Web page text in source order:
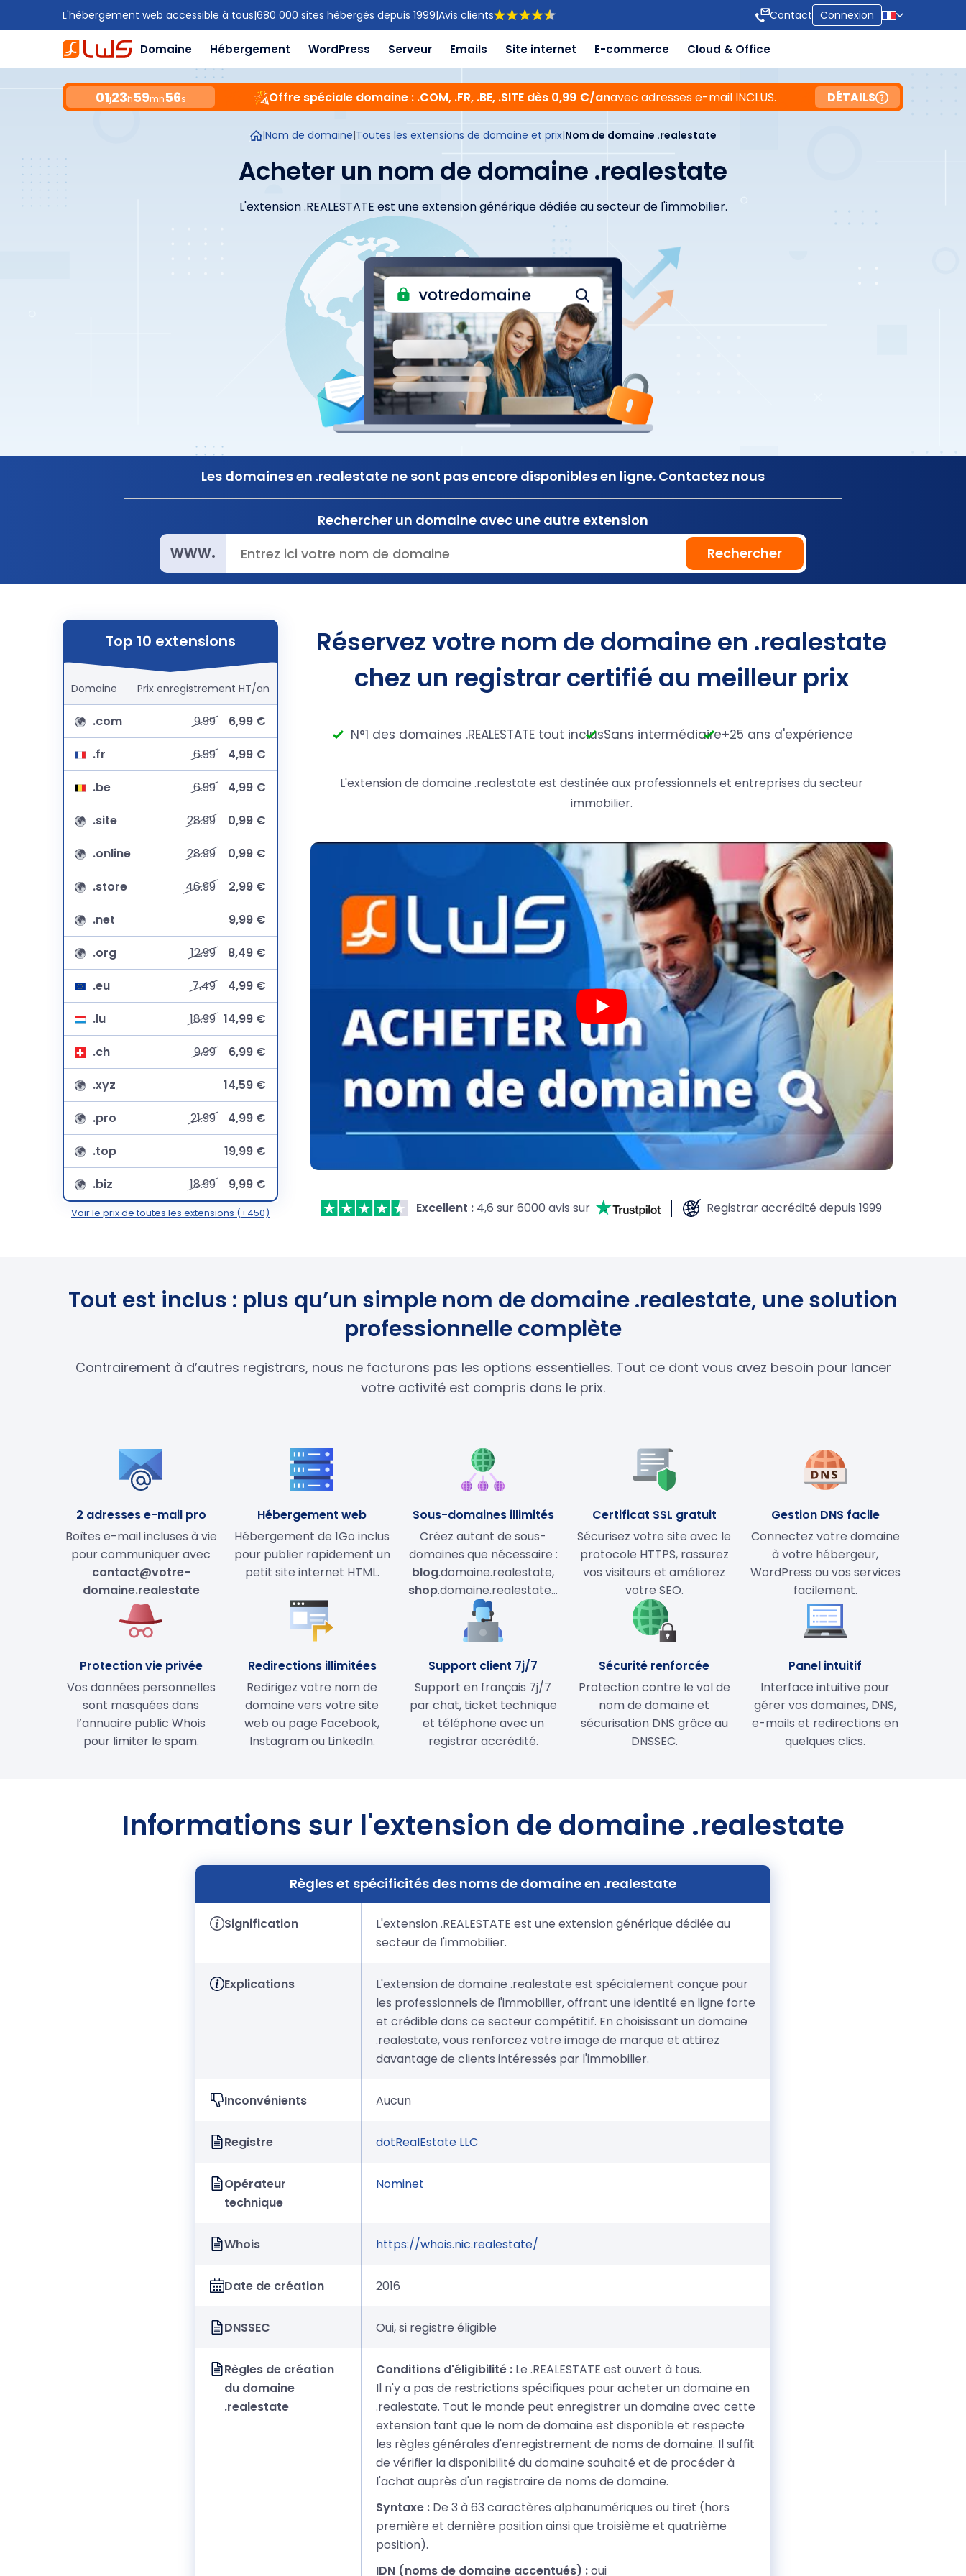
L'hébergement web accessible à tous|680 000 sites hébergés depuis 1999|Avis clients Contact Connexion
Domaine Hébergement WordPress Serveur Emails Site internet E-commerce Cloud & Office
01j23h59mn55s Offre spéciale domaine : .COM, .FR, .BE, .SITE dès 0,99 €/anavec adresses e-mail INCLUS. DÉTAILS
|Nom de domaine|Toutes les extensions de domaine et prix|Nom de domaine .realestate
Acheter un nom de domaine .realestate
L'extension .REALESTATE est une extension générique dédiée au secteur de l'immobilier.
Les domaines en .realestate ne sont pas encore disponibles en ligne. Contactez nous
Rechercher un domaine avec une autre extension
www. Rechercher
Top 10 extensions
Domaine Prix enregistrement HT/an
.com 9.99
6,99 €
.fr
6.99
4,99 €
.be
6.99
4,99 €
.site
28.99
0,99 €
.online
28.99
0,99 €
.store
46.99
2,99 €
.net
9,99 €
.org
12.99
8,49 €
.eu
7.49
4,99 €
.lu
18.99 14,99 €
.ch
9.99
6,99 €
.xyz
14,59 €
.pro
21.99
4,99 €
.top
19,99 €
.biz
18.99 9,99 €
Voir le prix de toutes les extensions (+450)
Réservez votre nom de domaine en .realestate
chez un registrar certifié au meilleur prix
N°1 des domaines .REALESTATE tout inclusSans intermédiaire+25 ans d'expérience
L'extension de domaine .realestate est destinée aux professionnels et entreprises du secteur
immobilier.
Excellent : 4,6 sur 6000 avis sur Registrar accrédité depuis 1999
Tout est inclus : plus qu’un simple nom de domaine .realestate, une solution
professionnelle complète
Contrairement à d’autres registrars, nous ne facturons pas les options essentielles. Tout ce dont vous avez besoin pour lancer
votre activité est compris dans le prix.
2 adresses e-mail pro
Boîtes e-mail incluses à vie
pour communiquer avec
contact@votre-
domaine.realestate
Hébergement web
Hébergement de 1Go inclus
pour publier rapidement un
petit site internet HTML.
Sous-domaines illimités
Créez autant de sous-
domaines que nécessaire :
blog.domaine.realestate,
shop.domaine.realestate…
Certificat SSL gratuit
Sécurisez votre site avec le
protocole HTTPS, rassurez
vos visiteurs et améliorez
votre SEO.
Gestion DNS facile
Connectez votre domaine
à votre hébergeur,
WordPress ou vos services
facilement.
Protection vie privée
Vos données personnelles
sont masquées dans
l’annuaire public Whois
pour limiter le spam.
Redirections illimitées
Redirigez votre nom de
domaine vers votre site
web ou page Facebook,
Instagram ou LinkedIn.
Support client 7j/7
Support en français 7j/7
par chat, ticket technique
et téléphone avec un
registrar accrédité.
Sécurité renforcée
Protection contre le vol de
nom de domaine et
sécurisation DNS grâce au
DNSSEC.
Panel intuitif
Interface intuitive pour
gérer vos domaines, DNS,
e-mails et redirections en
quelques clics.
Informations sur l'extension de domaine .realestate
Règles et spécificités des noms de domaine en .realestate
Signification
L'extension .REALESTATE est une extension générique dédiée au
secteur de l'immobilier.
Explications
L'extension de domaine .realestate est spécialement conçue pour
les professionnels de l'immobilier, offrant une identité en ligne forte
et crédible dans ce secteur compétitif. En choisissant un domaine
.realestate, vous renforcez votre image de marque et attirez
davantage de clients intéressés par l'immobilier.
Inconvénients Aucun
Registre dotRealEstate LLC
Opérateur
technique
Nominet
Whois https://whois.nic.realestate/
Date de création 2016
DNSSEC Oui, si registre éligible
Règles de création
du domaine
.realestate
Conditions d'éligibilité : Le .REALESTATE est ouvert à tous.
Il n'y a pas de restrictions spécifiques pour acheter un domaine en
.realestate. Tout le monde peut enregistrer un domaine avec cette
extension tant que le nom de domaine est disponible et respecte
les règles générales d'enregistrement de noms de domaine. Il suffit
de vérifier la disponibilité du domaine souhaité et de procéder à
l'achat auprès d'un registraire de noms de domaine.
Syntaxe : De 3 à 63 caractères alphanumériques ou tiret (hors
première et dernière position ainsi que troisième et quatrième
position).
IDN (noms de domaine accentués) :oui